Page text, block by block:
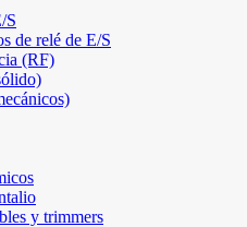
S
de relé de E/S
(RF)
y trimmers